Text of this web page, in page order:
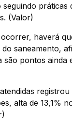
práticas
(Valor)
haverá
saneamento,
pontos ainda
registrou
alta de 13,1%